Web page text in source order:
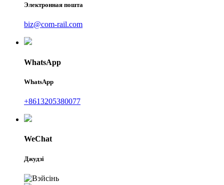
Электронная пошта
biz@com-rail.com
WhatsApp
WhatsApp
+8613205380077
WeChat
Джудзі